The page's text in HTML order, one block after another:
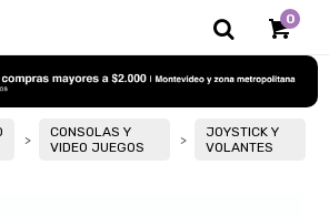
0
CONSOLAS Y
VIDEO JUEGOS
JOYSTICK Y
VOLANTES